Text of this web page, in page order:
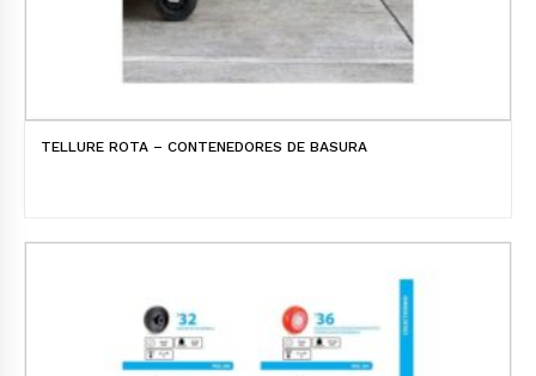
TELLURE ROTA – CONTENEDORES DE BASURA